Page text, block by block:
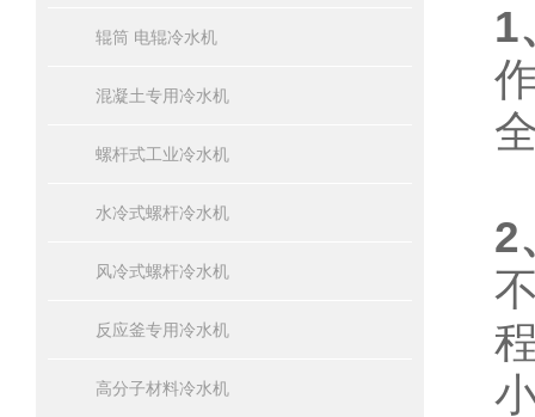
辊筒 电辊冷水机
混凝土专用冷水机
螺杆式工业冷水机
水冷式螺杆冷水机
风冷式螺杆冷水机
反应釜专用冷水机
高分子材料冷水机
1
2